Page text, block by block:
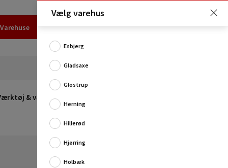
Varehuse
& værksted
Vælg varehus
Esbjerg
Gladsaxe
Glostrup
Herning
Hillerød
Hjørring
Holbæk